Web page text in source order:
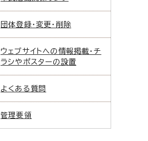
団体登録・変更・削除
ウェブサイトへの情報掲載・チ
ラシやポスターの設置
よくある質問
管理要領